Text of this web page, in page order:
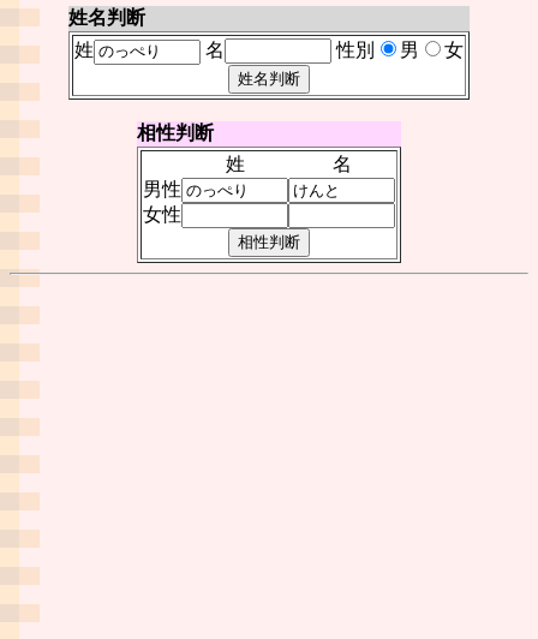
姓名判断
姓
名 性別 男 女
相性判断
姓
名
男性
女性